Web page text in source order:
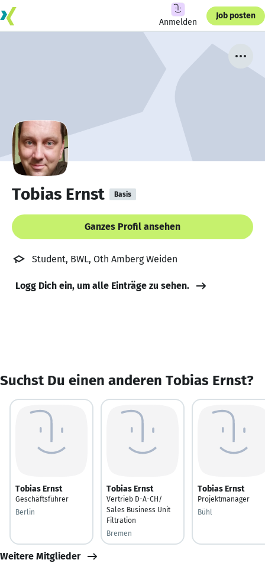
Anmelden
Job posten
Tobias Ernst Basis
Ganzes Profil ansehen
Student, BWL, Oth Amberg Weiden
Logg Dich ein, um alle Einträge zu sehen.
Suchst Du einen anderen Tobias Ernst?
Tobias Ernst
Geschäftsführer
Berlin
Tobias Ernst
Vertrieb D-A-CH/
Sales Business Unit
Filtration
Bremen
Tobias Ernst
Projektmanager
Bühl
Weitere Mitglieder